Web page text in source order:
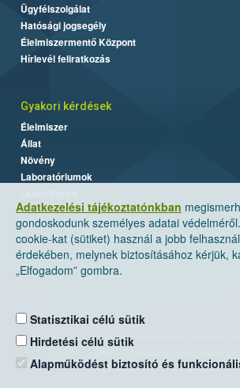
Adatkezelési tájékoztatónkban
gondoskodunk személyes adatai
cookie-kat (sütiket) használ a jobb
érdekében, melynek biztosításához kérjük,
„Elfogadom” gombra.
Statisztikai célú sütik
Hirdetési célú sütik
Alapműködést biztosító és
Ügyfélszolgálat
Hatósági jogsegély
Élelmiszermentő Központ
Hírlevél feliratkozás
Gyakori kérdések
Élelmiszer
Állat
Növény
Laboratóriumok
Nemzeti Élelmiszerlánc-biztonsági
Levelezési cím: 1525 Budapest. Pf.